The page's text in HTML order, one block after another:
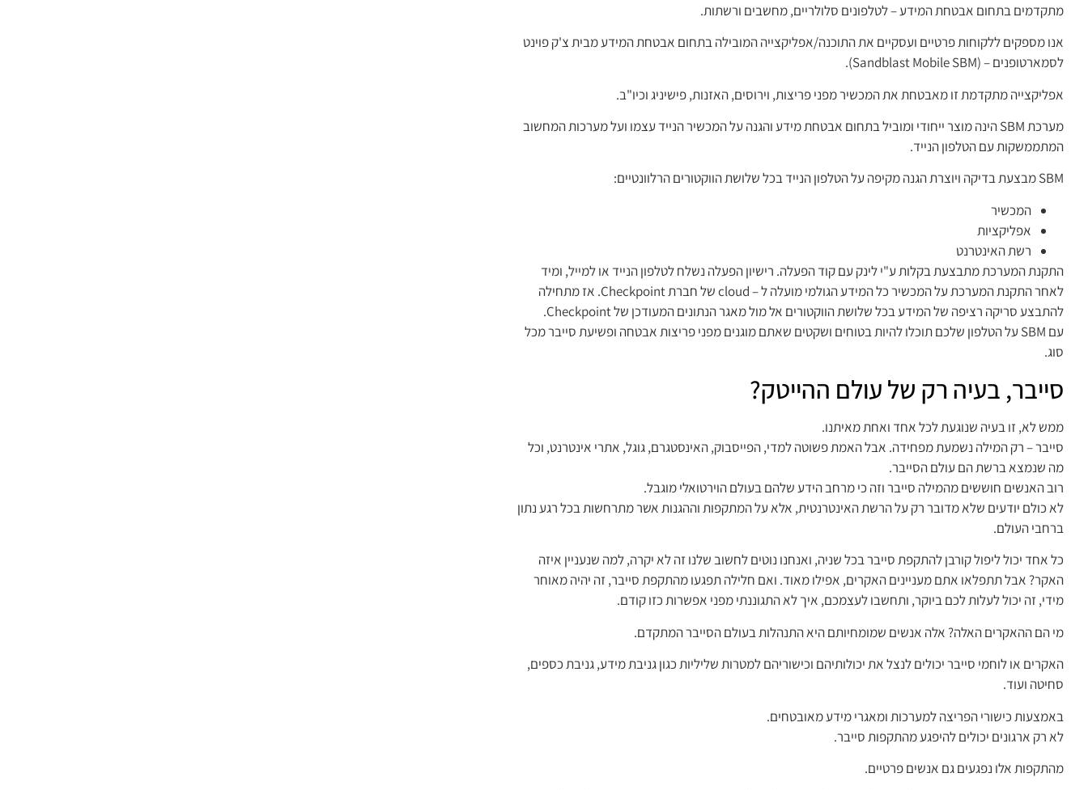
מתקדמים בתחום אבטחת המידע – לטלפונים סלולריים, מחשבים ורשתות.
אנו מספקים ללקוחות פרטיים ועסקיים את התוכנה/אפליקצייה המובילה בתחום אבטחת המידע מבית צ'ק פוינט
לסמארטופנים – (Sandblast Mobile SBM).
אפליקצייה מתקדמת זו מאבטחת את המכשיר מפני פריצות, וירוסים, האזנות, פישיניג וכיו"ב.
מערכת SBM הינה מוצר ייחודי ומוביל בתחום אבטחת מידע והגנה על המכשיר הנייד עצמו ועל מערכות המחשוב
המתממשקות עם הטלפון הנייד.
SBM מבצעת בדיקה ויוצרת הגנה מקיפה על הטלפון הנייד בכל שלושת הווקטורים הרלוונטיים:
המכשיר
אפליקציות
רשת האינטרנט
התקנת המערכת מתבצעת בקלות ע"י לינק עם קוד הפעלה. רישיון הפעלה נשלח לטלפון הנייד או למייל, ומיד
לאחר התקנת המערכת על המכשיר כל המידע הגולמי מועלה ל – cloud של חברת Checkpoint. אז מתחילה
להתבצע סריקה רציפה של המידע בכל שלושת הווקטורים אל מול מאגר הנתונים המעודכן של Checkpoint.
עם SBM על הטלפון שלכם תוכלו להיות בטוחים ושקטים שאתם מוגנים מפני פריצות אבטחה ופשיעת סייבר מכל
סוג.
סייבר, בעיה רק של עולם ההייטק?
ממש לא, זו בעיה שנוגעת לכל אחד ואחת מאיתנו.
סייבר – רק המילה נשמעת מפחידה. אבל האמת פשוטה למדי, הפייסבוק, האינסטגרם, גוגל, אתרי אינטרנט, וכל
מה שנמצא ברשת הם עולם הסייבר.
רוב האנשים חוששים מהמילה סייבר וזה כי מרחב הידע שלהם בעולם הוירטואלי מוגבל.
לא כולם יודעים שלא מדובר רק על הרשת האינטרנטית, אלא על המתקפות וההגנות אשר מתרחשות בכל רגע נתון
ברחבי העולם.
כל אחד יכול ליפול קורבן להתקפת סייבר בכל שניה, ואנחנו נוטים לחשוב שלנו זה לא יקרה, למה שנעניין איזה
האקר? אבל תתפלאו אתם מעניינים האקרים, אפילו מאוד. ואם חלילה תפגעו מהתקפת סייבר, זה יהיה מאוחר
מידי, זה יכול לעלות לכם ביוקר, ותחשבו לעצמכם, איך לא התגוננתי מפני אפשרות כזו קודם.
מי הם ההאקרים האלה? אלה אנשים שמומחיותם היא התנהלות בעולם הסייבר המתקדם.
האקרים או לוחמי סייבר יכולים לנצל את יכולותיהם וכישוריהם למטרות שליליות כגון גניבת מידע, גניבת כספים,
סחיטה ועוד.
באמצעות כישורי הפריצה למערכות ומאגרי מידע מאובטחים.
לא רק ארגונים יכולים להיפגע מהתקפות סייבר.
מהתקפות אלו נפגעים גם אנשים פרטיים.